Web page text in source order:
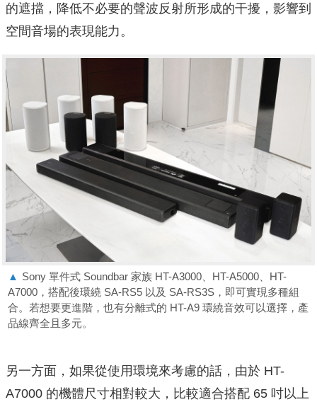
的遮擋，降低不必要的聲波反射所形成的干擾，影響到
空間音場的表現能力。
▲ Sony 單件式 Soundbar 家族 HT-A3000、HT-A5000、HT-
A7000，搭配後環繞 SA-RS5 以及 SA-RS3S，即可實現多種組
合。若想要更進階，也有分離式的 HT-A9 環繞音效可以選擇，產
品線齊全且多元。
另一方面，如果從使用環境來考慮的話，由於 HT-
A7000 的機體尺寸相對較大，比較適合搭配 65 吋以上